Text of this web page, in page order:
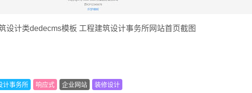
设计类dedecms模板 工程建筑设计事务所网站首页截图
计事务所 响应式 企业网站 装修设计